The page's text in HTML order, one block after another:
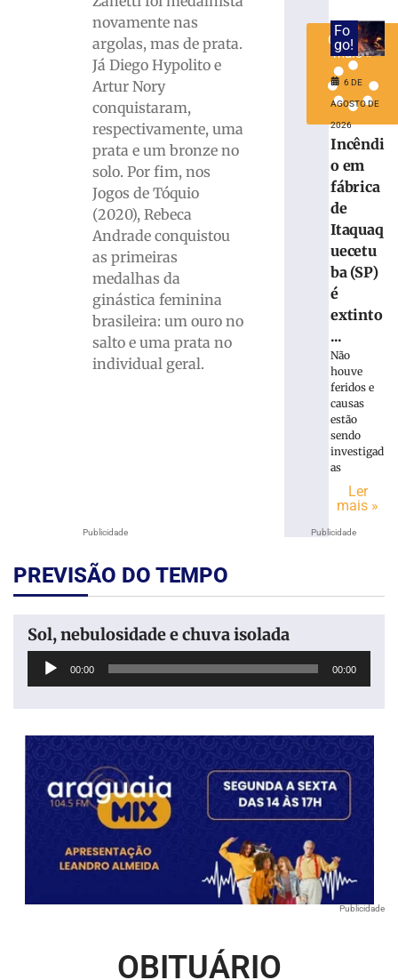
Publicidade
novamente nas
argolas, mas de prata.
Já Diego Hypolito e
Artur Nory
conquistaram,
respectivamente, uma
prata e um bronze no
solo. Por fim, nos
Jogos de Tóquio
(2020), Rebeca
Andrade conquistou
as primeiras
medalhas da
ginástica feminina
brasileira: um ouro no
salto e uma prata no
individual geral.
Carregar
mais »
Publicidade
Fo
go!
6 DE
AGOSTO DE
2026
Incêndi
o em
fábrica
de
Itaquaq
uecetu
ba (SP)
é
extinto
...
Não
houve
feridos e
causas
estão
sendo
investigad
as
Ler
mais »
PREVISÃO DO TEMPO
Sol, nebulosidade e chuva isolada
Tocador
00:00 00:00
Publicidade
OBITUÁRIO